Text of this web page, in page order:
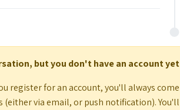
but you don't have an account yet.
register for an account, you'll always come
(either via email, or push notification). You'll